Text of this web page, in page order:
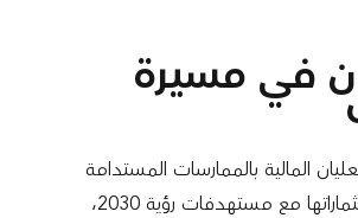
في مسيرة
المالية بالممارسات المستدامة
ومواءمة استثماراتها مع مستهدفات رؤية 2030،